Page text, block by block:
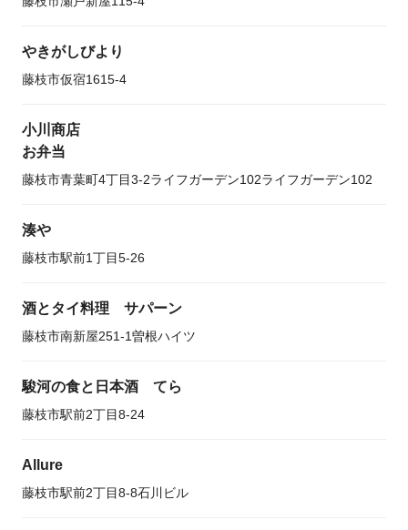
やきがしびより
藤枝市仮宿1615-4
小川商店
お弁当
藤枝市青葉町4丁目3-2ライフガーデン102ライフガーデン102
湊や
藤枝市駅前1丁目5-26
酒とタイ料理 サパーン
藤枝市南新屋251-1曽根ハイツ
駿河の食と日本酒 てら
藤枝市駅前2丁目8-24
Allure
藤枝市駅前2丁目8-8石川ビル